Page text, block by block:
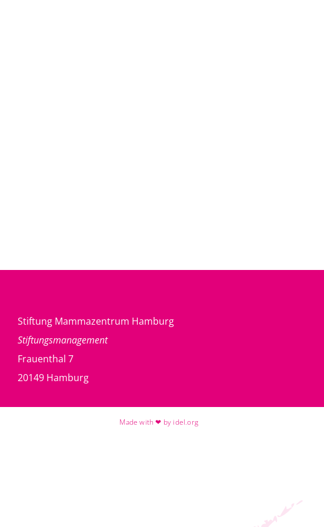
Stiftung Mammazentrum Hamburg
Stiftungsmanagement
Frauenthal 7
20149 Hamburg
Made with ❤ by idel.org